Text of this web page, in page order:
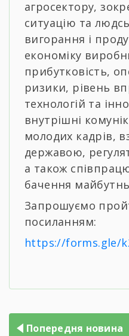
агросектору,
ситуацію та
вигорання і
економіку
прибутковість,
ризики, рівень
технологій та
внутрішні
молодих кадрів,
державою,
а також
бачення
Запрошуємо
посиланням:
https://forms.gle/
Навігація
Попередня новина